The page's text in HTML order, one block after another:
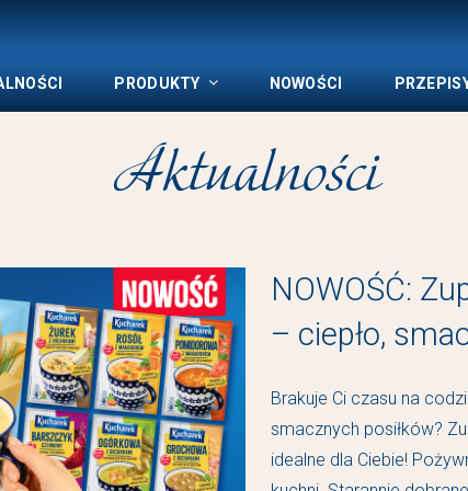
PRODUKTY NOWOŚCI
Aktualności
NOWOŚĆ:
– ciepło,
Brakuje Ci czasu na
smacznych posiłków?
idealne dla Ciebie!